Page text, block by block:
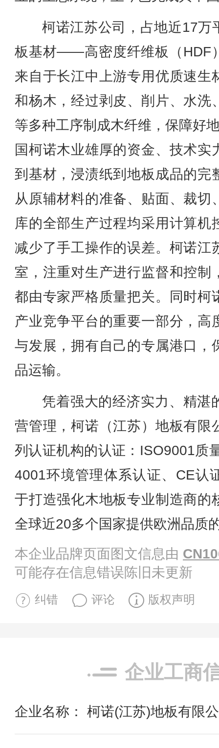
柯诺江苏公司，占地近17万
板基材——高密度纤维板（HDF
来自于长江中上游专用优质速生
和杨木，经过剥皮、削片、水洗
等多种工序制成木纤维，保障好
国柯诺木业雄厚的资金、技术实
到基材，浸渍纸到地板成品的完
从原辅材料的准备、贴面、裁切
库的全部生产过程均采用计算机
减少了手工操作的误差。柯诺江
室，注重对生产进行监督和控制
都由专家严格质量把关。同时柯
产业竞争平台的重要一部分，高
与发展，拥有自己的专属港口，
品运输。
凭着强大的经济实力、精湛
营管理，柯诺（江苏）地板有限
列认证机构的认证：ISO9001质
4001环境管理体系认证、CE认
于打造强化木地板专业制造商的
全球近20多个国家提供欧洲品质
本企业品牌页面图文信息由
可能存在信息错误陈旧未更新
纠错 评论 版权声明
企业工商
企业名称： 柯诺(江苏)地板有限